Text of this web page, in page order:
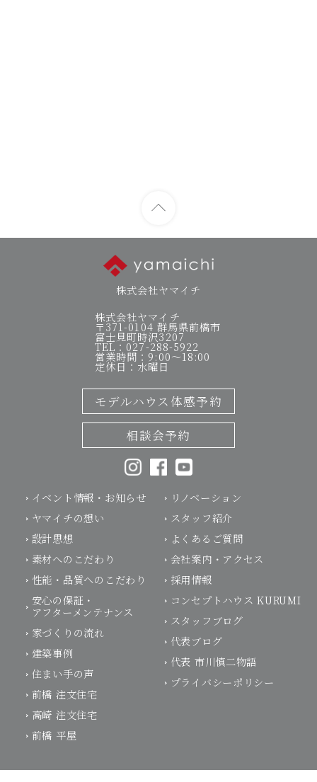
株式会社ヤマイチ
株式会社ヤマイチ
〒371-0104 群馬県前橋市
富士見町時沢3207
TEL：027-288-5922
営業時間：9:00～18:00
定休日：水曜日
モデルハウス体感予約
相談会予約
イベント情報・お知らせ
ヤマイチの想い
設計思想
素材へのこだわり
性能・品質へのこだわり
安心の保証・
アフターメンテナンス
家づくりの流れ
建築事例
住まい手の声
前橋 注文住宅
高崎 注文住宅
前橋 平屋
リノベーション
スタッフ紹介
よくあるご質問
会社案内・アクセス
採用情報
コンセプトハウス KURUMI
スタッフブログ
代表ブログ
代表 市川慎二物語
プライバシーポリシー
施工可能エリア：